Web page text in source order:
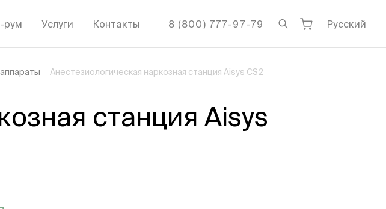
рум Услуги Контакты 8 (800) 777-97-79 Русский
Анестезиологическая наркозная станция Aisys CS2
станция Aisys